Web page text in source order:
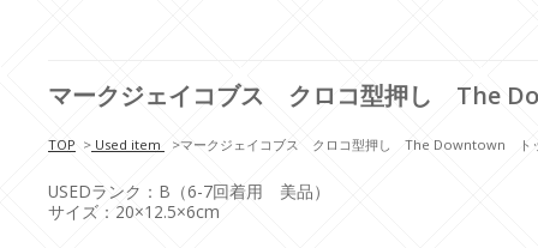
マークジェイコブス クロコ型押し The
TOP > Used item >マークジェイコブス クロコ型押し The Downtown ト
USEDランク：B（6-7回着用 美品）
サイズ：20×12.5×6cm